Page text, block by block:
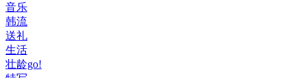
音乐
韩流
送礼
生活
壮龄go!